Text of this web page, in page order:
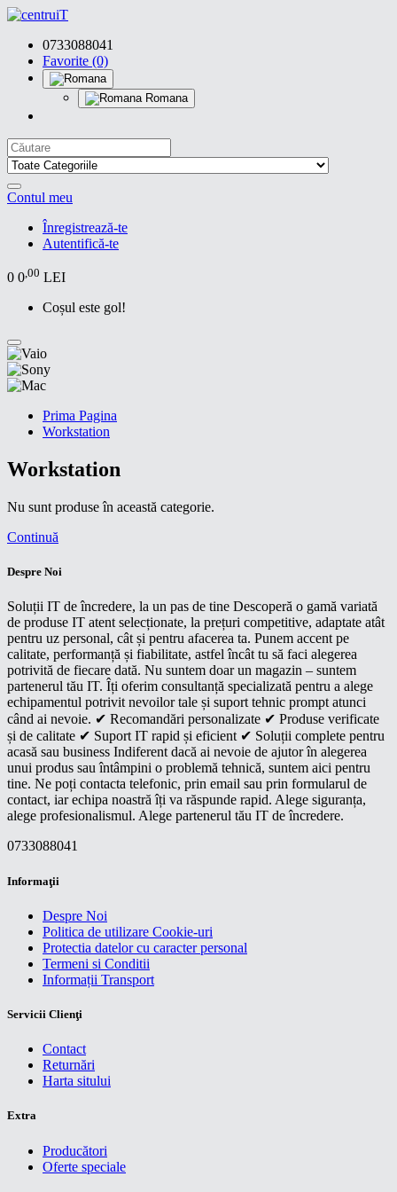
0733088041
Favorite (0)
Romana
Contul meu
Înregistrează-te
Autentifică-te
0 0,00 LEI
Coșul este gol!
Prima Pagina
Workstation
Workstation
Nu sunt produse în această categorie.
Continuă
Despre Noi
Soluții IT de încredere, la un pas de tine Descoperă o gamă variată
de produse IT atent selecționate, la prețuri competitive, adaptate atât
pentru uz personal, cât și pentru afacerea ta. Punem accent pe
calitate, performanță și fiabilitate, astfel încât tu să faci alegerea
potrivită de fiecare dată. Nu suntem doar un magazin – suntem
partenerul tău IT. Îți oferim consultanță specializată pentru a alege
echipamentul potrivit nevoilor tale și suport tehnic prompt atunci
când ai nevoie. ✔ Recomandări personalizate ✔ Produse verificate
și de calitate ✔ Suport IT rapid și eficient ✔ Soluții complete pentru
acasă sau business Indiferent dacă ai nevoie de ajutor în alegerea
unui produs sau întâmpini o problemă tehnică, suntem aici pentru
tine. Ne poți contacta telefonic, prin email sau prin formularul de
contact, iar echipa noastră îți va răspunde rapid. Alege siguranța,
alege profesionalismul. Alege partenerul tău IT de încredere.
0733088041
Informaţii
Despre Noi
Politica de utilizare Cookie-uri
Protectia datelor cu caracter personal
Termeni si Conditii
Informații Transport
Servicii Clienţi
Contact
Returnări
Harta sitului
Extra
Producători
Oferte speciale